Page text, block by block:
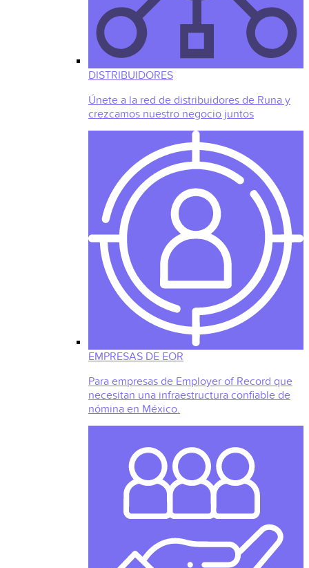
DISTRIBUIDORES
Únete a la red de distribuidores de Runa y
crezcamos nuestro negocio juntos
EMPRESAS DE EOR
Para empresas de Employer of Record que
necesitan una infraestructura confiable de
nómina en México.